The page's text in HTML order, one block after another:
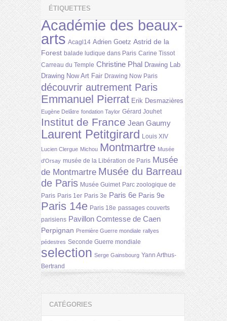
ÉTIQUETTES
Académie des beaux-
arts Acagl14 Adrien Goetz Astrid de la
Forest balade ludique dans Paris Carine Tissot
Carreau du Temple Christine Phal Drawing Lab
Drawing Now Art Fair Drawing Now Paris
découvrir autrement Paris
Emmanuel Pierrat Erik Desmazières
Eugène Delâtre fondation Taylor Gérard Jouhet
Institut de France Jean Gaumy
Laurent Petitgirard Louis XIV
Lucien Clergue Michou Montmartre Musée
d'Orsay musée de la Libération de Paris Musée
de Montmartre Musée du Barreau
de Paris Musée Guimet Parc zoologique de
Paris Paris 1er Paris 3e Paris 6e Paris 9e
Paris 14e Paris 18e passages couverts
parisiens Pavillon Comtesse de Caen
Perpignan Première Guerre mondiale rallyes
pédestres Seconde Guerre mondiale
selection Serge Gainsbourg Yann Arthus-
Bertrand
CATÉGORIES